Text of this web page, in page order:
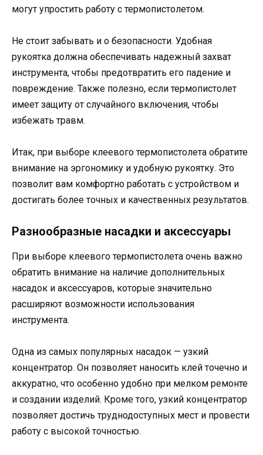
могут упростить работу с термопистолетом.
Не стоит забывать и о безопасности. Удобная
рукоятка должна обеспечивать надежный захват
инструмента, чтобы предотвратить его падение и
повреждение. Также полезно, если термопистолет
имеет защиту от случайного включения, чтобы
избежать травм.
Итак, при выборе клеевого термопистолета обратите
внимание на эргономику и удобную рукоятку. Это
позволит вам комфортно работать с устройством и
достигать более точных и качественных результатов.
Разнообразные насадки и аксессуары
При выборе клеевого термопистолета очень важно
обратить внимание на наличие дополнительных
насадок и аксессуаров, которые значительно
расширяют возможности использования
инструмента.
Одна из самых популярных насадок — узкий
концентратор. Он позволяет наносить клей точечно и
аккуратно, что особенно удобно при мелком ремонте
и создании изделий. Кроме того, узкий концентратор
позволяет достичь труднодоступных мест и провести
работу с высокой точностью.